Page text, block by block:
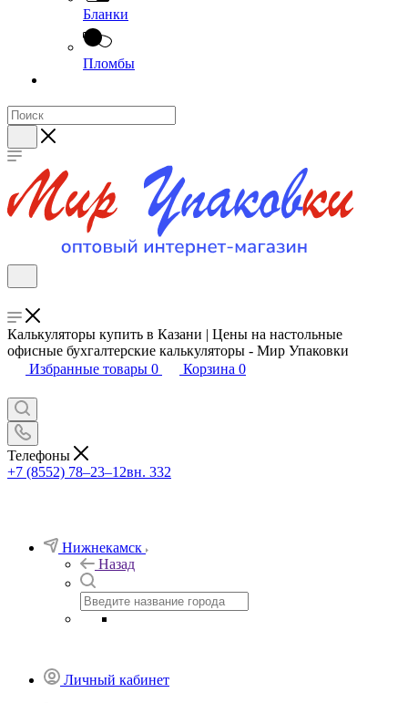
Бланки
Пломбы
Калькуляторы купить в Казани | Цены на настольные
офисные бухгалтерские калькуляторы - Мир Упаковки
Избранные товары 0 Корзина 0
Телефоны
+7 (8552) 78‒23‒12вн. 332
Нижнекамск
Назад
Личный кабинет